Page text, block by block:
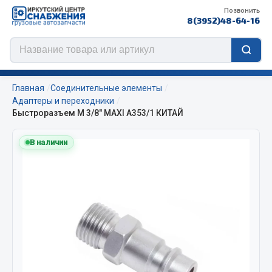
Позвонить
8(3952)48-64-16
Цепи противоскольжения
Главная
Соединительные элементы
Адаптеры и переходники
Быстроразъем М 3/8" MAXI А353/1 КИТАЙ
В наличии